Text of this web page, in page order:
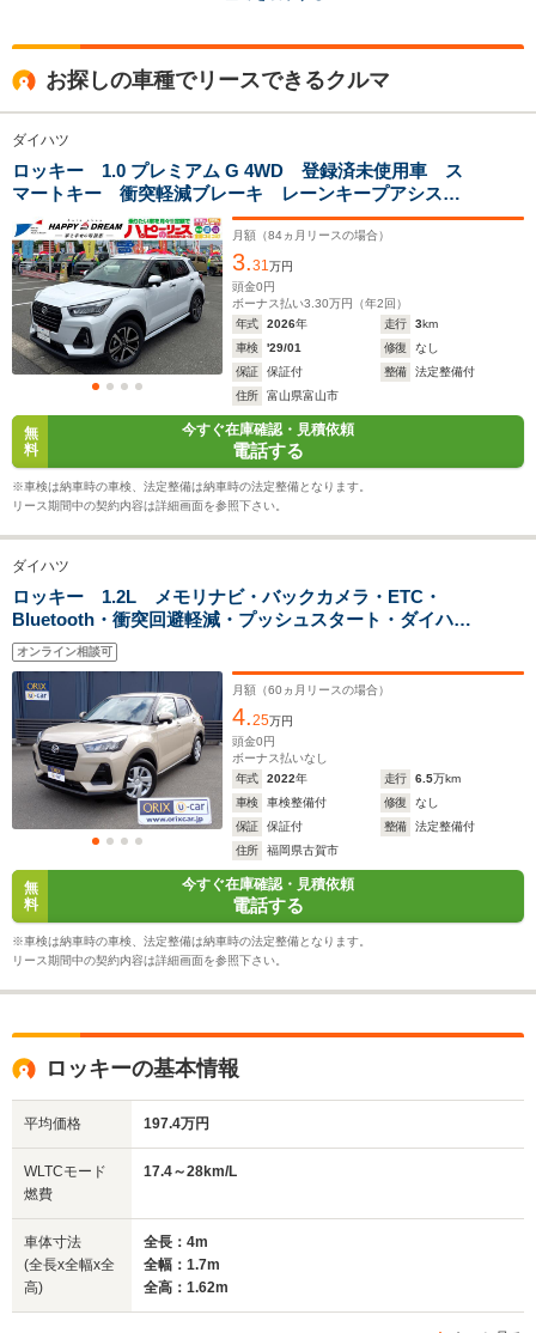
サイズ
WLTCモード
燃費
排気量
駆動方式
全高
1.83m～1.92m
全幅
1.58m～1.78m
3.66m～4.1m
ホイールベース
-m
4WD
5ドア
1.62m
全幅
1.7m
全長
4m
ホイールベース
17.4～28.0km/L
└市街地:13.4～
29.6km/L
30.2km/L
FF、4WD
└市街地
└郊外
FF、4WD
お探しの車種でリースできるクルマ
ダイハツ
ロッキー 1.0 プレミアム G 4WD 登録済未使用車 ス
マートキー 衝突軽減ブレーキ レーンキープアシス
ト オートライト ADB オートエアコン シートヒー
ター ACC ステアリングスイッチ ワイパーデアイサ
ー フォグライト前後 純正17インチAW
月額（84ヵ月リースの場合）
3.31 万円
頭金0円
ボーナス払い3.30万円（年2 回）
年式
2026年 走行 3km
車検
'29/01 修復
なし
保証
保証付 整備
法定整備付
住所
富山県富山市
無
料
今すぐ在庫確認・見積依頼
電話する
※車検は納車時の車検、法定整備は納車時の法定整備となります。
リース期間中の契約内容は詳細画面を参照下さい。
ダイハツ
ロッキー 1.2L メモリナビ・バックカメラ・ETC・
Bluetooth・衝突回避軽減・プッシュスタート・ダイハ
ツ・ロッキー
オンライン相談可
月額（60 ヵ月リースの場合）
4.25万円
頭金0円
ボーナス払いなし
年式
2022年 走行 6.5万km
車検
車検整備付 修復
なし
保証
保証付 整備
法定整備付
住所
福岡県古賀市
無
料
今すぐ在庫確認・見積依頼
電話する
※車検は納車時の車検、法定整備は納車時の法定整備となります。
リース期間中の契約内容は詳細画面を参照下さい。
ロッキーの基本情報
平均価格 197.4万円
WLTCモード
燃費
17.4～28km/L
車体寸法
(全長x全幅x全
高)
全長：4m
全幅：1.7m
全高：1.62m